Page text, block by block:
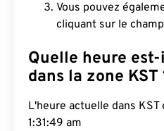
Vous pouvez
cliquant sur le
Quelle heure
dans la zone KST
L'heure actuelle dans
1:31:50 am